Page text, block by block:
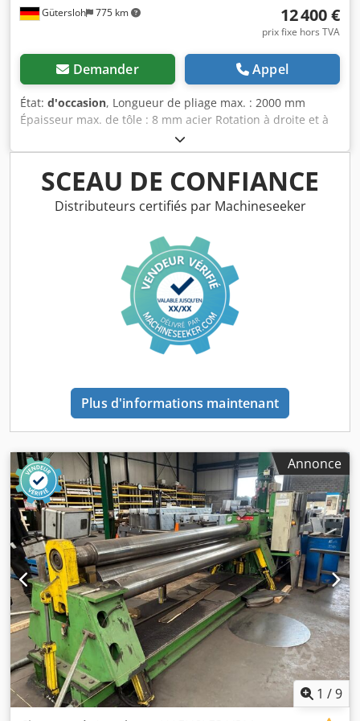
Gütersloh 775 km 12 400 €
prix fixe hors TVA
Demander Appel
État: d'occasion, Longueur de pliage max. : 2000 mm
Épaisseur max. de tôle : 8 mm acier Rotation à droite et à
gauche Dodpfemhm Elsx Anpjkr Réglage motorisé du
rouleau arrière Interrupteur d’arrêt d’urgence de sécurité
Roulage conique possible
SCEAU DE CONFIANCE
Distributeurs certifiés par Machineseeker
Plus d'informations maintenant
Annonce
1 /9